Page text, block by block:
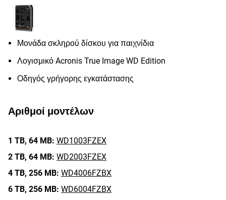
Μονάδα σκληρού δίσκου για παιχνίδια
Λογισμικό Acronis True Image WD Edition
Οδηγός γρήγορης εγκατάστασης
Αριθμοί μοντέλων
1 TB, 64 MB: WD1003FZEX
2 TB, 64 MB: WD2003FZEX
4 TB, 256 MB: WD4006FZBX
6 TB, 256 MB: WD6004FZBX